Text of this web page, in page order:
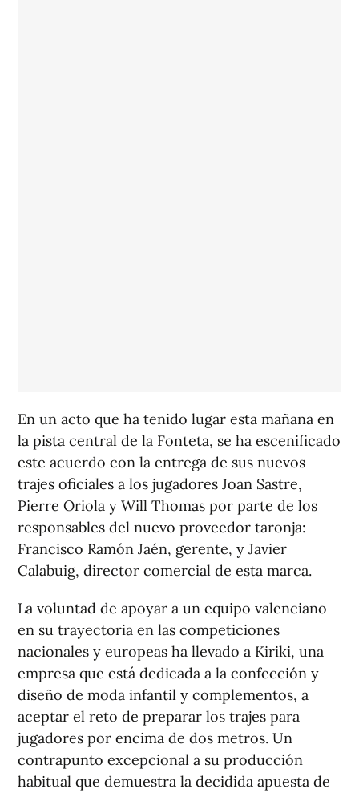
En un acto que ha tenido lugar esta mañana en
la pista central de la Fonteta, se ha escenificado
este acuerdo con la entrega de sus nuevos
trajes oficiales a los jugadores Joan Sastre,
Pierre Oriola y Will Thomas por parte de los
responsables del nuevo proveedor taronja:
Francisco Ramón Jaén, gerente, y Javier
Calabuig, director comercial de esta marca.
La voluntad de apoyar a un equipo valenciano
en su trayectoria en las competiciones
nacionales y europeas ha llevado a Kiriki, una
empresa que está dedicada a la confección y
diseño de moda infantil y complementos, a
aceptar el reto de preparar los trajes para
jugadores por encima de dos metros. Un
contrapunto excepcional a su producción
habitual que demuestra la decidida apuesta de